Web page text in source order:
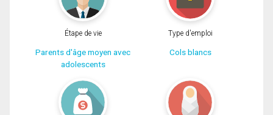
Étape de vie
Parents d'âge moyen avec
adolescents
Type d'emploi
Cols blancs